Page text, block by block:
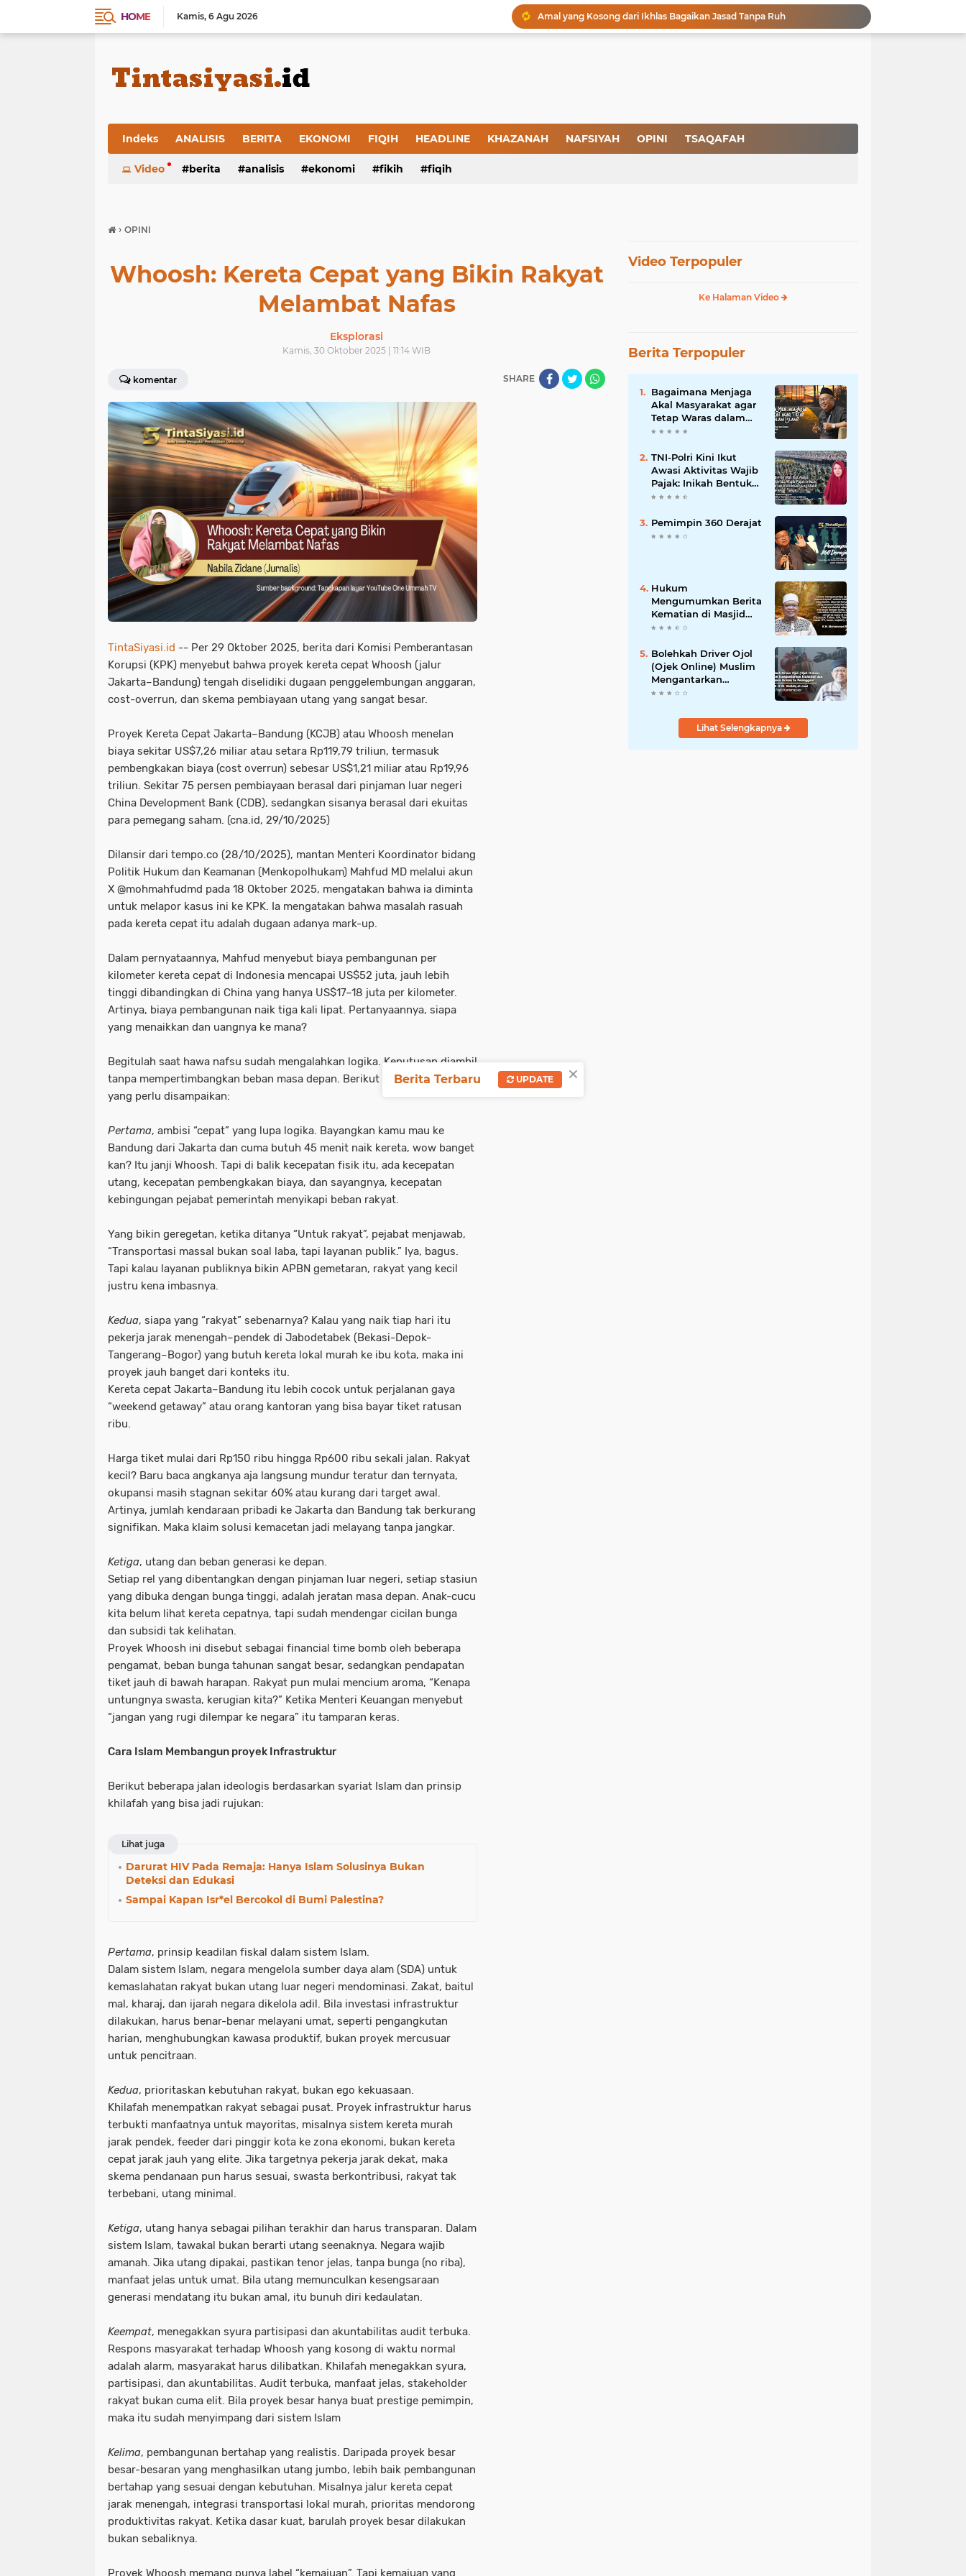
HOME Kamis 6 Agu 2026
Amal yang Kosong dari Ikhlas Bagaikan Jasad Tanpa Ruh
Iman: Tanda-Tanda dan Keuntungannya
Pencegahan HIV dalam Perspektif Islam: Solusi Menyentuh Akar Permasalahan
Indeks ANALISIS BERITA EKONOMI FIQIH HEADLINE KHAZANAH NAFSIYAH OPINI TSAQAFAH
Video berita analisis ekonomi fikih fiqih
› OPINI
Whoosh: Kereta Cepat yang Bikin Rakyat
Melambat Nafas
Eksplorasi
Kamis, 30 Oktober 2025 | 11:14 WIB
komentar SHARE
TintaSiyasi.id -- Per 29 Oktober 2025, berita dari Komisi Pemberantasan
Korupsi (KPK) menyebut bahwa proyek kereta cepat Whoosh (jalur
Jakarta–Bandung) tengah diselidiki dugaan penggelembungan anggaran,
cost-overrun, dan skema pembiayaan utang yang sangat besar.
Proyek Kereta Cepat Jakarta–Bandung (KCJB) atau Whoosh menelan
biaya sekitar US$7,26 miliar atau setara Rp119,79 triliun, termasuk
pembengkakan biaya (cost overrun) sebesar US$1,21 miliar atau Rp19,96
triliun. Sekitar 75 persen pembiayaan berasal dari pinjaman luar negeri
China Development Bank (CDB), sedangkan sisanya berasal dari ekuitas
para pemegang saham. (cna.id, 29/10/2025)
Dilansir dari tempo.co (28/10/2025), mantan Menteri Koordinator bidang
Politik Hukum dan Keamanan (Menkopolhukam) Mahfud MD melalui akun
X @mohmahfudmd pada 18 Oktober 2025, mengatakan bahwa ia diminta
untuk melapor kasus ini ke KPK. Ia mengatakan bahwa masalah rasuah
pada kereta cepat itu adalah dugaan adanya mark-up.
Dalam pernyataannya, Mahfud menyebut biaya pembangunan per
kilometer kereta cepat di Indonesia mencapai US$52 juta, jauh lebih
tinggi dibandingkan di China yang hanya US$17–18 juta per kilometer.
Artinya, biaya pembangunan naik tiga kali lipat. Pertanyaannya, siapa
yang menaikkan dan uangnya ke mana?
Begitulah saat hawa nafsu sudah mengalahkan logika. Keputusan diambil
tanpa mempertimbangkan beban masa depan. Berikut beberapa kritikan
yang perlu disampaikan:
Pertama, ambisi “cepat” yang lupa logika. Bayangkan kamu mau ke
Bandung dari Jakarta dan cuma butuh 45 menit naik kereta, wow banget
kan? Itu janji Whoosh. Tapi di balik kecepatan fisik itu, ada kecepatan
utang, kecepatan pembengkakan biaya, dan sayangnya, kecepatan
kebingungan pejabat pemerintah menyikapi beban rakyat.
Yang bikin geregetan, ketika ditanya “Untuk rakyat”, pejabat menjawab,
“Transportasi massal bukan soal laba, tapi layanan publik.” Iya, bagus.
Tapi kalau layanan publiknya bikin APBN gemetaran, rakyat yang kecil
justru kena imbasnya.
Kedua, siapa yang “rakyat” sebenarnya? Kalau yang naik tiap hari itu
pekerja jarak menengah–pendek di Jabodetabek (Bekasi-Depok-
Tangerang–Bogor) yang butuh kereta lokal murah ke ibu kota, maka ini
proyek jauh banget dari konteks itu.
Kereta cepat Jakarta–Bandung itu lebih cocok untuk perjalanan gaya
“weekend getaway” atau orang kantoran yang bisa bayar tiket ratusan
ribu.
Harga tiket mulai dari Rp150 ribu hingga Rp600 ribu sekali jalan. Rakyat
kecil? Baru baca angkanya aja langsung mundur teratur dan ternyata,
okupansi masih stagnan sekitar 60% atau kurang dari target awal.
Artinya, jumlah kendaraan pribadi ke Jakarta dan Bandung tak berkurang
signifikan. Maka klaim solusi kemacetan jadi melayang tanpa jangkar.
Ketiga, utang dan beban generasi ke depan.
Setiap rel yang dibentangkan dengan pinjaman luar negeri, setiap stasiun
yang dibuka dengan bunga tinggi, adalah jeratan masa depan. Anak-cucu
kita belum lihat kereta cepatnya, tapi sudah mendengar cicilan bunga
dan subsidi tak kelihatan.
Proyek Whoosh ini disebut sebagai financial time bomb oleh beberapa
pengamat, beban bunga tahunan sangat besar, sedangkan pendapatan
tiket jauh di bawah harapan. Rakyat pun mulai mencium aroma, “Kenapa
untungnya swasta, kerugian kita?” Ketika Menteri Keuangan menyebut
“jangan yang rugi dilempar ke negara” itu tamparan keras.
Cara Islam Membangun proyek Infrastruktur
Berikut beberapa jalan ideologis berdasarkan syariat Islam dan prinsip
khilafah yang bisa jadi rujukan:
Lihat juga
Darurat HIV Pada Remaja: Hanya Islam Solusinya Bukan
Deteksi dan Edukasi
Sampai Kapan Isr*el Bercokol di Bumi Palestina?
Pertama, prinsip keadilan fiskal dalam sistem Islam.
Dalam sistem Islam, negara mengelola sumber daya alam (SDA) untuk
kemaslahatan rakyat bukan utang luar negeri mendominasi. Zakat, baitul
mal, kharaj, dan ijarah negara dikelola adil. Bila investasi infrastruktur
dilakukan, harus benar-benar melayani umat, seperti pengangkutan
harian, menghubungkan kawasa produktif, bukan proyek mercusuar
untuk pencitraan.
Kedua, prioritaskan kebutuhan rakyat, bukan ego kekuasaan.
Khilafah menempatkan rakyat sebagai pusat. Proyek infrastruktur harus
terbukti manfaatnya untuk mayoritas, misalnya sistem kereta murah
jarak pendek, feeder dari pinggir kota ke zona ekonomi, bukan kereta
cepat jarak jauh yang elite. Jika targetnya pekerja jarak dekat, maka
skema pendanaan pun harus sesuai, swasta berkontribusi, rakyat tak
terbebani, utang minimal.
Ketiga, utang hanya sebagai pilihan terakhir dan harus transparan. Dalam
sistem Islam, tawakal bukan berarti utang seenaknya. Negara wajib
amanah. Jika utang dipakai, pastikan tenor jelas, tanpa bunga (no riba),
manfaat jelas untuk umat. Bila utang memunculkan kesengsaraan
generasi mendatang itu bukan amal, itu bunuh diri kedaulatan.
Keempat, menegakkan syura partisipasi dan akuntabilitas audit terbuka.
Respons masyarakat terhadap Whoosh yang kosong di waktu normal
adalah alarm, masyarakat harus dilibatkan. Khilafah menegakkan syura,
partisipasi, dan akuntabilitas. Audit terbuka, manfaat jelas, stakeholder
rakyat bukan cuma elit. Bila proyek besar hanya buat prestige pemimpin,
maka itu sudah menyimpang dari sistem Islam
Kelima, pembangunan bertahap yang realistis. Daripada proyek besar
besar-besaran yang menghasilkan utang jumbo, lebih baik pembangunan
bertahap yang sesuai dengan kebutuhan. Misalnya jalur kereta cepat
jarak menengah, integrasi transportasi lokal murah, prioritas mendorong
produktivitas rakyat. Ketika dasar kuat, barulah proyek besar dilakukan
bukan sebaliknya.
Proyek Whoosh memang punya label “kemajuan”. Tapi kemajuan yang
Video Terpopuler
Ke Halaman Video
Berita Terpopuler
Bagaimana Menjaga
Akal Masyarakat agar
Tetap Waras dalam
Islam?
TNI-Polri Kini Ikut
Awasi Aktivitas Wajib
Pajak: Inikah Bentuk
Intimidasi yang Makin
Pemimpin 360 Derajat
Hukum
Mengumumkan Berita
Kematian di Masjid
dan Medsos
Bolehkah Driver Ojol
(Ojek Online) Muslim
Mengantarkan
Makanan dan
Pelanggan?
Lihat Selengkapnya
×
Berita Terbaru UPDATE